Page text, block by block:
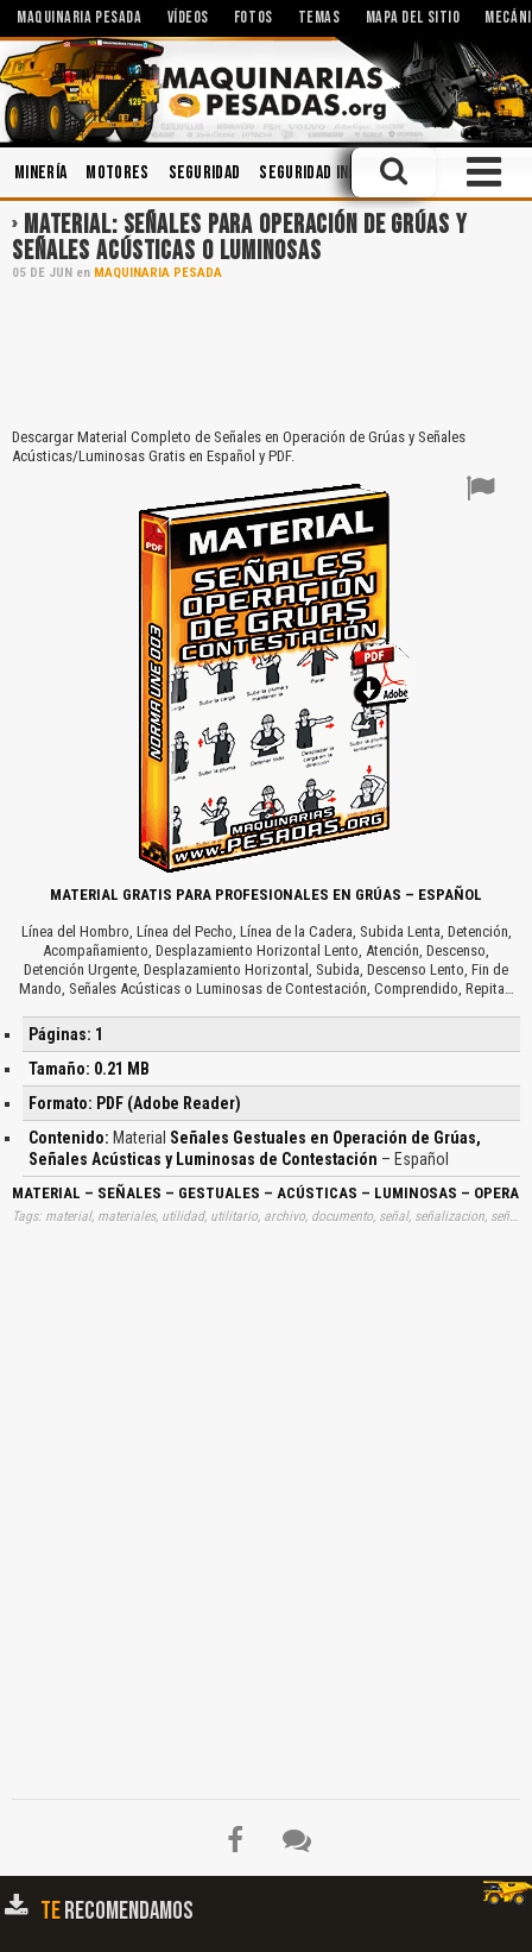
MAQUINARIA PESADA VÍDEOS FOTOS TEMAS MAPA DEL SITIO
Minería Motores Seguridad Seguridad Industrial Lubricantes
MATERIAL: SEÑALES PARA OPERACIÓN DE GRÚAS Y
SEÑALES ACÚSTICAS O LUMINOSAS
05 DE JUN en MAQUINARIA PESADA
Descargar Material Completo de Señales en Operación de Grúas y Señales
Acústicas/Luminosas Gratis en Español y PDF.
MATERIAL GRATIS PARA PROFESIONALES EN GRÚAS – ESPAÑOL
Línea del Hombro, Línea del Pecho, Línea de la Cadera, Subida Lenta, Detención,
Acompañamiento, Desplazamiento Horizontal Lento, Atención, Descenso,
Detención Urgente, Desplazamiento Horizontal, Subida, Descenso Lento, Fin de
Mando, Señales Acústicas o Luminosas de Contestación, Comprendido, Repita…
Páginas: 1
Tamaño: 0.21 MB
Formato: PDF (Adobe Reader)
Contenido: Material Señales Gestuales en Operación de Grúas,
Señales Acústicas y Luminosas de Contestación – Español
MATERIAL – SEÑALES – GESTUALES – ACÚSTICAS – LUMINOSAS –
Tags: material, materiales, utilidad, utilitario, archivo, documento, señal, señalizacion, señalización, gestual, gestos, acusticos, acústicos, acusticas, contestacion, operacion, operadores, operador, aprender, descargas
TERECOMENDAMOS